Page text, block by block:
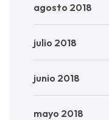
agosto 2018
julio 2018
junio 2018
mayo 2018